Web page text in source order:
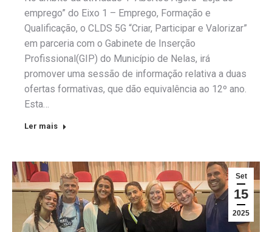
emprego” do Eixo 1 – Emprego, Formação e
Qualificação, o CLDS 5G “Criar, Participar e Valorizar”
em parceria com o Gabinete de Inserção
Profissional(GIP) do Município de Nelas, irá
promover uma sessão de informação relativa a duas
ofertas formativas, que dão equivalência ao 12º ano.
Esta…
Ler mais
Set
15
2025